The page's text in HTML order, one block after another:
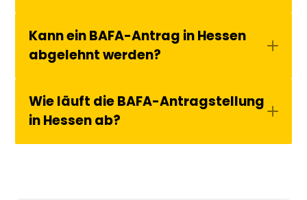
Kann ein BAFA-Antrag in Hessen
abgelehnt werden?
Wie läuft die BAFA-Antragstellung
in Hessen ab?